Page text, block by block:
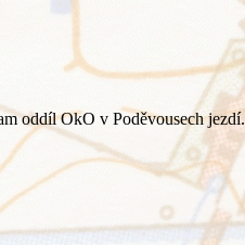
oddíl OkO v Poděvousech jezdí.